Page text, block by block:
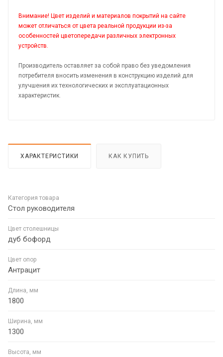
Внимание! Цвет изделий и материалов покрытий на сайте
может отличаться от цвета реальной продукции из-за
особенностей цветопередачи различных электронных
устройств.
Производитель оставляет за собой право без уведомления
потребителя вносить изменения в конструкцию изделий для
улучшения их технологических и эксплуатационных
характеристик.
ХАРАКТЕРИСТИКИ КАК КУПИТЬ
Категория товара
Стол руководителя
Цвет столешницы
дуб бофорд
Цвет опор
Антрацит
Длина, мм
1800
Ширина, мм
1300
Высота, мм